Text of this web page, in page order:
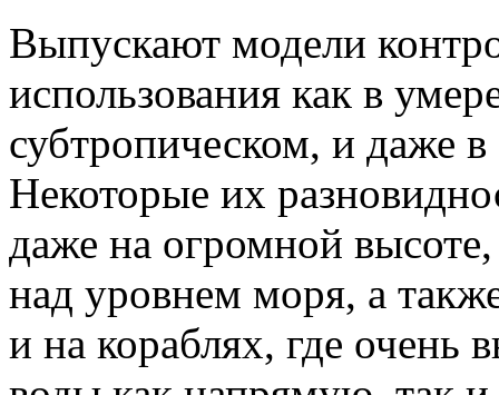
Выпускают модели
использования как в
субтропическом, и даже
Некоторые их
даже на огромной
над уровнем моря, а
и на кораблях, где очень